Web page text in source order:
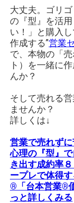
大丈夫。ゴリ
の『型』を活
い！」と購入
作成する”営業
で、本物の「
ト）を一緒に
んか？
そして売れる
ませんか？
詳しくは↓
営業で売れず
心理の『型』
き出す成約率
ープレで体得す
®「台本営業®
っと詳しくみる